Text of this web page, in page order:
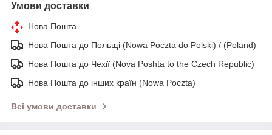
Умови доставки
Нова Пошта
Нова Пошта до Польщі (Nowa Poczta do Polski) / (Poland)
Нова Пошта до Чехії (Nova Poshta to the Czech Republic)
Нова Пошта до інших країн (Nowa Poczta)
Всі умови доставки